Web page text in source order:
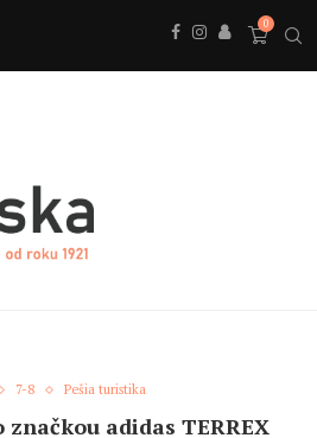
0
7-8 Pešia turistika
značkou adidas TERREX